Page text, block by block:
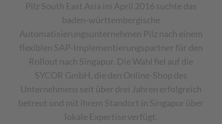
Pilz South East Asia im April 2016 suchte das
baden-württembergische
Automatisierungsunternehmen Pilz nach einem
flexiblen SAP-Implementierungspartner für den
Rollout nach Singapur. Die Wahl fiel auf die
SYCOR GmbH, die den Online-Shop des
Unternehmens seit über drei Jahren erfolgreich
betreut und mit ihrem Standort in Singapur über
lokale Expertise verfügt.